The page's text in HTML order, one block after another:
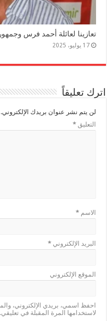
تعازينا لعائلة أحمد فرس
17 يوليو، 2025
اترك تعليقاً
لن يتم نشر عنوان بريدك الإلكتروني.
التعليق*
الاسم*
البريد الإلكتروني*
الموقع الإلكتروني
احفظ اسمي، بريدي الإلكتروني،
لاستخدامها المرة المقبلة في تعليقي.